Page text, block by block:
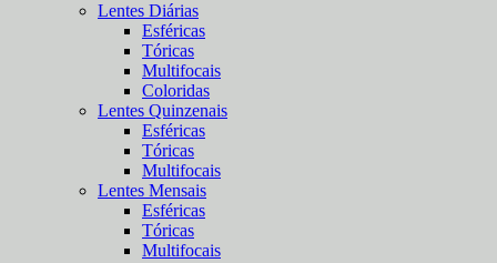
Lentes Diárias
Esféricas
Tóricas
Multifocais
Coloridas
Lentes Quinzenais
Esféricas
Tóricas
Multifocais
Lentes Mensais
Esféricas
Tóricas
Multifocais